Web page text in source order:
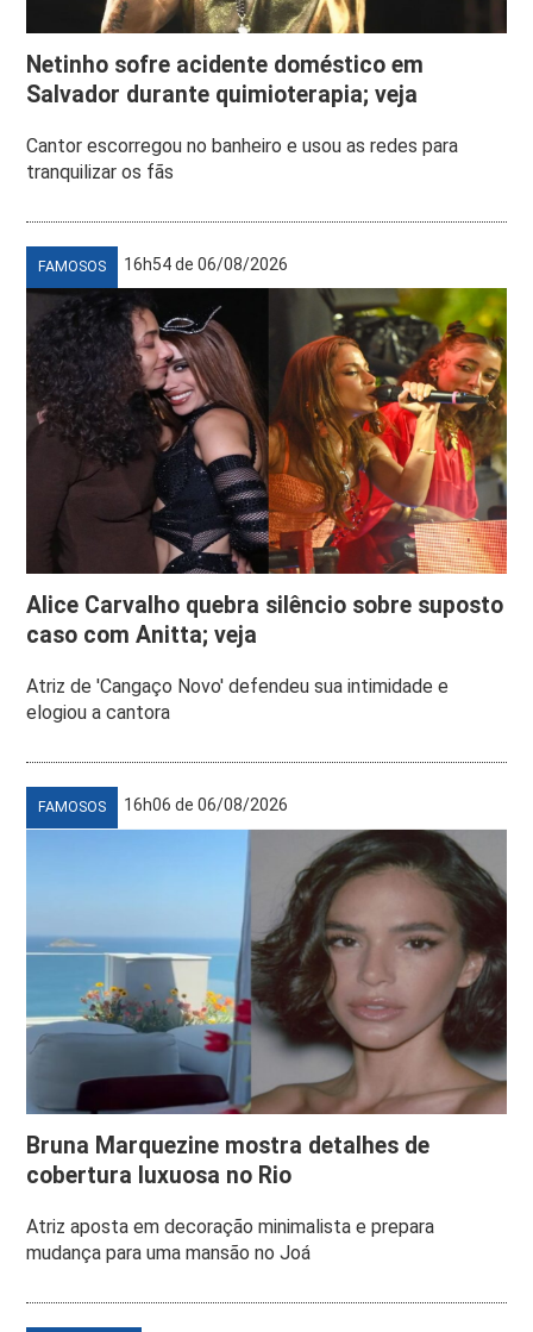
Netinho sofre acidente doméstico em
Salvador durante quimioterapia; veja
Cantor escorregou no banheiro e usou as redes para
tranquilizar os fãs
FAMOSOS 16h54 de 06/08/2026
Alice Carvalho quebra silêncio sobre suposto
caso com Anitta; veja
Atriz de 'Cangaço Novo' defendeu sua intimidade e
elogiou a cantora
FAMOSOS 16h06 de 06/08/2026
Bruna Marquezine mostra detalhes de
cobertura luxuosa no Rio
Atriz aposta em decoração minimalista e prepara
mudança para uma mansão no Joá